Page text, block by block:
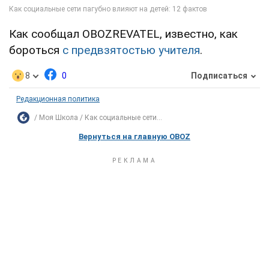
Как сообщал OBOZREVATEL, известно, как
бороться с предвзятостью учителя.
8 0 Подписаться
Редакционная политика
Моя Школа Как социальные сети...
Вернуться на главную OBOZ